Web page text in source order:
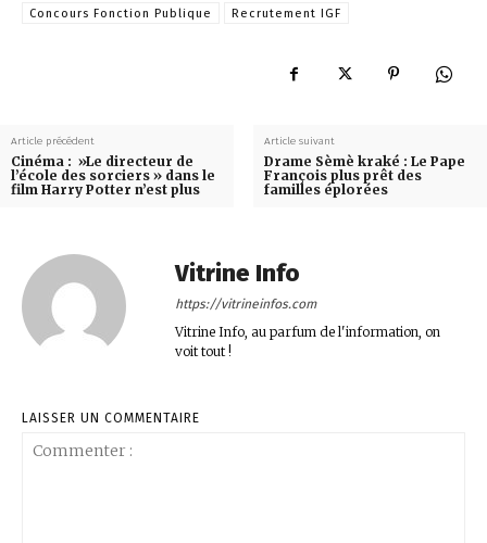
Concours Fonction Publique
Recrutement IGF
Article précédent
Cinéma : »Le directeur de
l’école des sorciers » dans le
film Harry Potter n’est plus
Article suivant
Drame Sèmè kraké : Le Pape
François plus prêt des
familles éplorées
Vitrine Info
https://vitrineinfos.com
Vitrine Info, au parfum de l'information, on
voit tout !
LAISSER UN COMMENTAIRE